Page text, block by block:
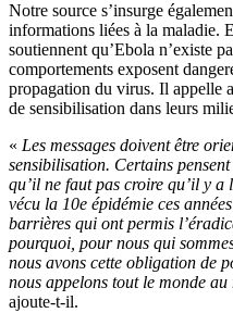
Notre source s’insurge
informations liées à la maladie.
soutiennent qu’Ebola n’existe
comportements exposent
propagation du virus. Il appelle
de sensibilisation dans leurs
« Les messages doivent être
sensibilisation. Certains
qu’il ne faut pas croire qu’il y
vécu la 10e épidémie ces
barrières qui ont permis
pourquoi, pour nous qui
nous avons cette obligation de
nous appelons tout le monde au
ajoute-t-il.